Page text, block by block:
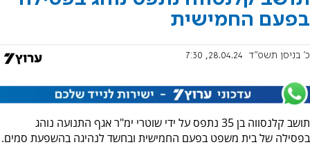
בפעם החמישית
כ' בניסן תשפ"ד 28.04.24, 7:30
תושב קלנסווה בן 35 נתפס על ידי שוטרי ימ"ר אגף התנועה נוהג
בפסילה של בית משפט בפעם החמישית ובחשד לנהיגה בהשפעת סמים.